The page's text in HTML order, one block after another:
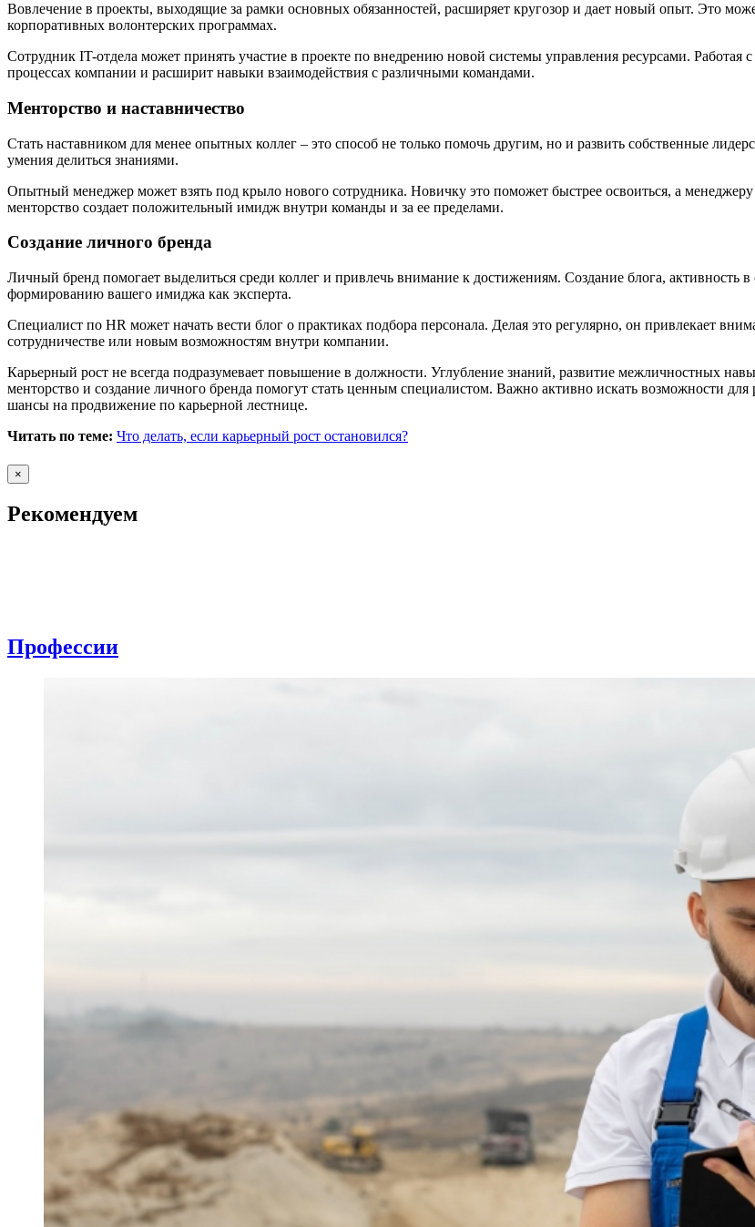
Вовлечение в проекты, выходящие за рамки основных обязанностей, расширяет кругозор и дает новый опыт. Это
корпоративных волонтерских программах.
Сотрудник IT-отдела может принять участие в проекте по внедрению новой системы управления ресурсами. Работая
процессах компании и расширит навыки взаимодействия с различными командами.
Менторство и наставничество
Стать наставником для менее опытных коллег – это способ не только помочь другим, но и развить собственные
умения делиться знаниями.
Опытный менеджер может взять под крыло нового сотрудника. Новичку это поможет быстрее освоиться, а
менторство создает положительный имидж внутри команды и за ее пределами.
Создание личного бренда
Личный бренд помогает выделиться среди коллег и привлечь внимание к достижениям. Создание блога, активность
формированию вашего имиджа как эксперта.
Специалист по HR может начать вести блог о практиках подбора персонала. Делая это регулярно, он привлекает
сотрудничестве или новым возможностям внутри компании.
Карьерный рост не всегда подразумевает повышение в должности. Углубление знаний, развитие межличностных
менторство и создание личного бренда помогут стать ценным специалистом. Важно активно искать возможности
шансы на продвижение по карьерной лестнице.
Читать по теме: Что делать, если карьерный рост остановился?
×
Рекомендуем
Профессии